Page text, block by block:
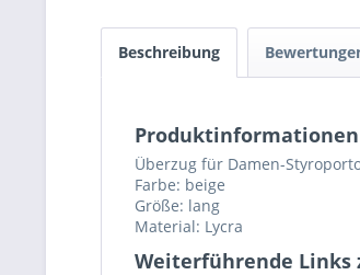
Beschreibung
Produktinformationen
Überzug für Damen-
Farbe: beige
Größe: lang
Material: Lycra
Weiterführende Links